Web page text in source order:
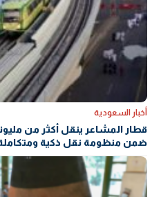
أخبار السعودية
ضمن منظومة نقل ذكية ومتكاملة